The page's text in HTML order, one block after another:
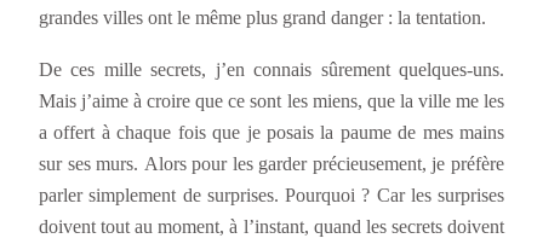
grandes villes ont le même plus grand danger : la tentation.
De ces mille secrets, j’en connais sûrement quelques-uns.
Mais j’aime à croire que ce sont les miens, que la ville me les
a offert à chaque fois que je posais la paume de mes mains
sur ses murs. Alors pour les garder précieusement, je préfère
parler simplement de surprises. Pourquoi ? Car les surprises
doivent tout au moment, à l’instant, quand les secrets doivent